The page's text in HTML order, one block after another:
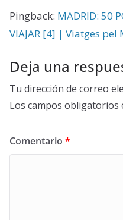
Pingback: MADRID: 50
VIAJAR [4] | Viatges pel
Deja una
Tu dirección de correo
Los campos obligatorios
Comentario *